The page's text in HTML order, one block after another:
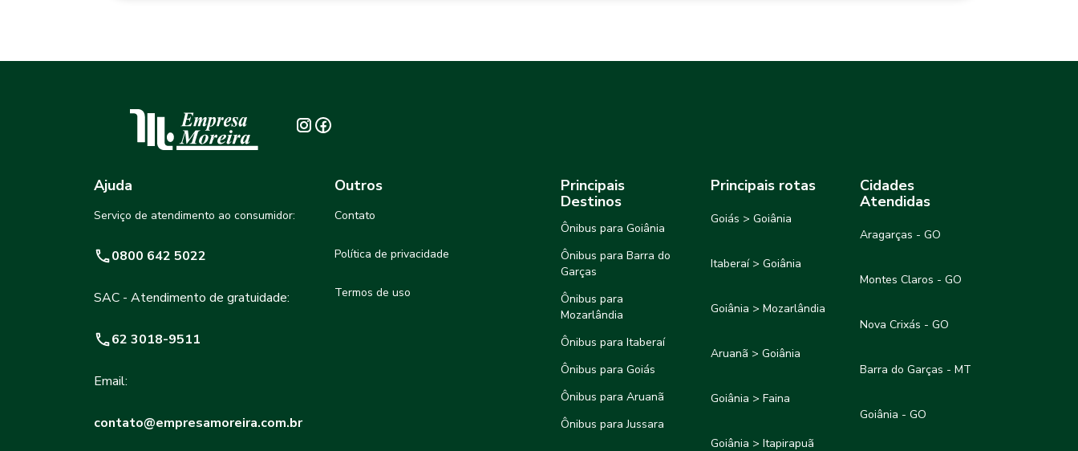
Ajuda
Serviço de atendimento ao consumidor:
0800 642 5022
SAC - Atendimento de gratuidade:
62 3018-9511
Email:
contato@empresamoreira.com.br
Outros
Contato
Política de privacidade
Termos de uso
Principais
Destinos
Ônibus para Goiânia
Ônibus para Barra do
Garças
Ônibus para
Mozarlândia
Ônibus para Itaberaí
Ônibus para Goiás
Ônibus para Aruanã
Ônibus para Jussara
Principais rotas
Goiás > Goiânia
Itaberaí > Goiânia
Goiânia > Mozarlândia
Aruanã > Goiânia
Goiânia > Faina
Goiânia > Itapirapuã
Cidades
Atendidas
Aragarças - GO
Montes Claros - GO
Nova Crixás - GO
Barra do Garças - MT
Goiânia - GO